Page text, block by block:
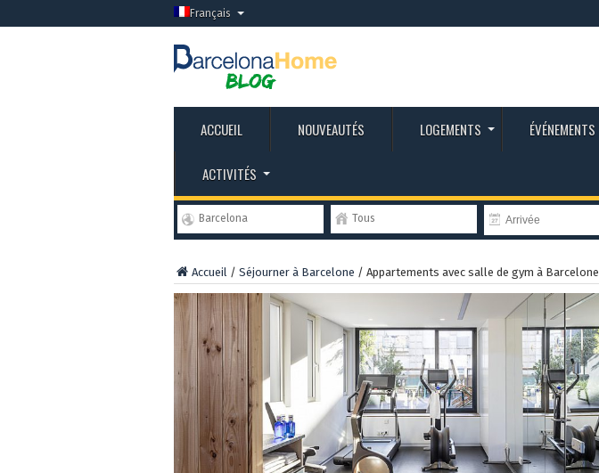
Français
ACCUEIL NOUVEAUTÉS LOGEMENTS ÉVÉNEMENTS
ACTIVITÉS
Barcelona Tous
Accueil / Séjourner à Barcelone / Appartements avec salle de gym à Barcelone